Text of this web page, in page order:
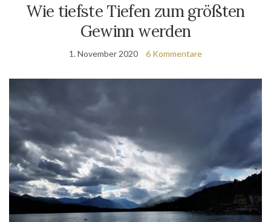
Wie tiefste Tiefen zum größten
Gewinn werden
1. November 2020 6 Kommentare